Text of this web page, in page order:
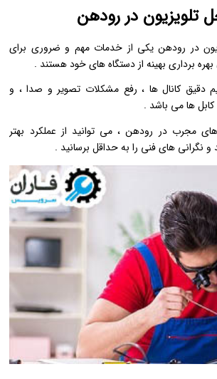
تلویزیون در رودهن
در رودهن یکی از خدمات مهم و ضروری برای
‌برداری بهینه از دستگاه ‌های خود هستند .
دقیق کانال ‌ها ، رفع مشکلات تصویر و صدا ، و
ها می ‌باشد .
های مجرب در رودهن ، می‌ توانید از عملکرد بهتر
و نگرانی ‌های فنی را به حداقل برسانید .